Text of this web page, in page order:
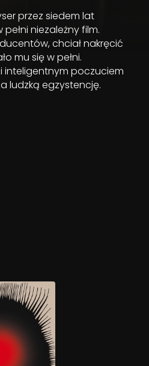
przez siedem lat
niezależny film.
chciał nakręcić
mu się w pełni.
inteligentnym poczuciem
ludzką egzystencję.